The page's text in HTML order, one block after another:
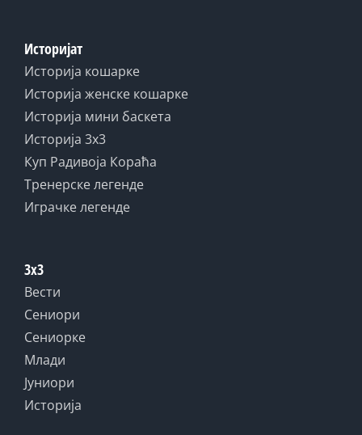
Историјат
Историја кошарке
Историја женске кошарке
Историја мини баскета
Историја 3x3
Куп Радивоја Кораћа
Тренерске легенде
Играчке легенде
3x3
Вести
Сениори
Сениорке
Млади
Јуниори
Историја